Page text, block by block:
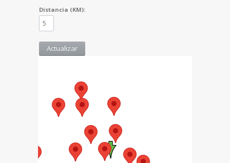
Distancia (KM):